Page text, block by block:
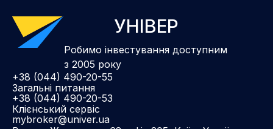
УНІВЕР
Робимо інвестування доступним
з 2005 року
+38 (044) 490-20-55
Загальні питання
+38 (044) 490-20-53
Клієнський сервіс
mybroker@univer.ua